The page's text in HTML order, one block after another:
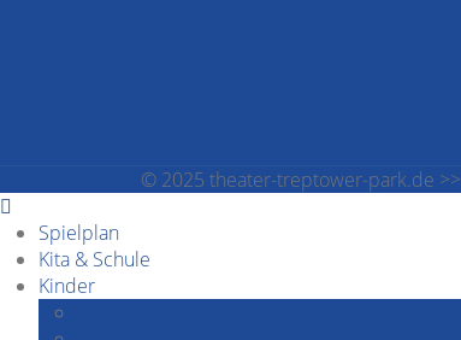
© 2025 theater-treptower-park.de >>
Spielplan
Kita & Schule
Kinder